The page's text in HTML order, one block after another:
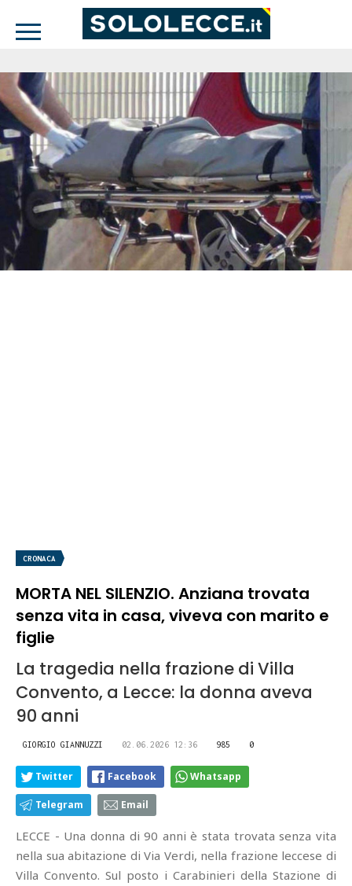
CRONACA
MORTA NEL SILENZIO. Anziana trovata
senza vita in casa, viveva con marito e
figlie
La tragedia nella frazione di Villa
Convento, a Lecce: la donna aveva
90 anni
GIORGIO GIANNUZZI 02.06.2026 12:36 985 0
Twitter Facebook Whatsapp
Telegram Email
LECCE - Una donna di 90 anni è stata trovata senza vita
nella sua abitazione di Via Verdi, nella frazione leccese di
Villa Convento. Sul posto i Carabinieri della Stazione di